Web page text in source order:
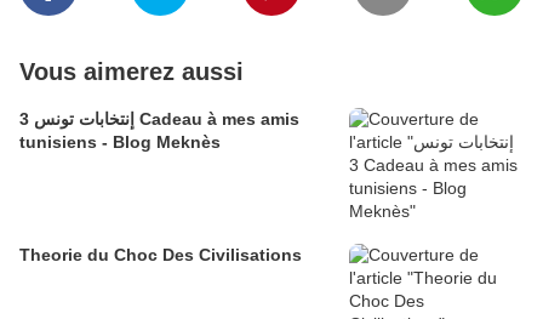
Vous aimerez aussi
إنتخابات تونس 3 Cadeau à mes amis
tunisiens - Blog Meknès
Theorie du Choc Des Civilisations